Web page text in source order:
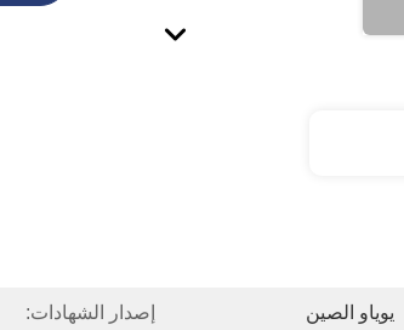
يوياو الصين إصدار الشهادات: